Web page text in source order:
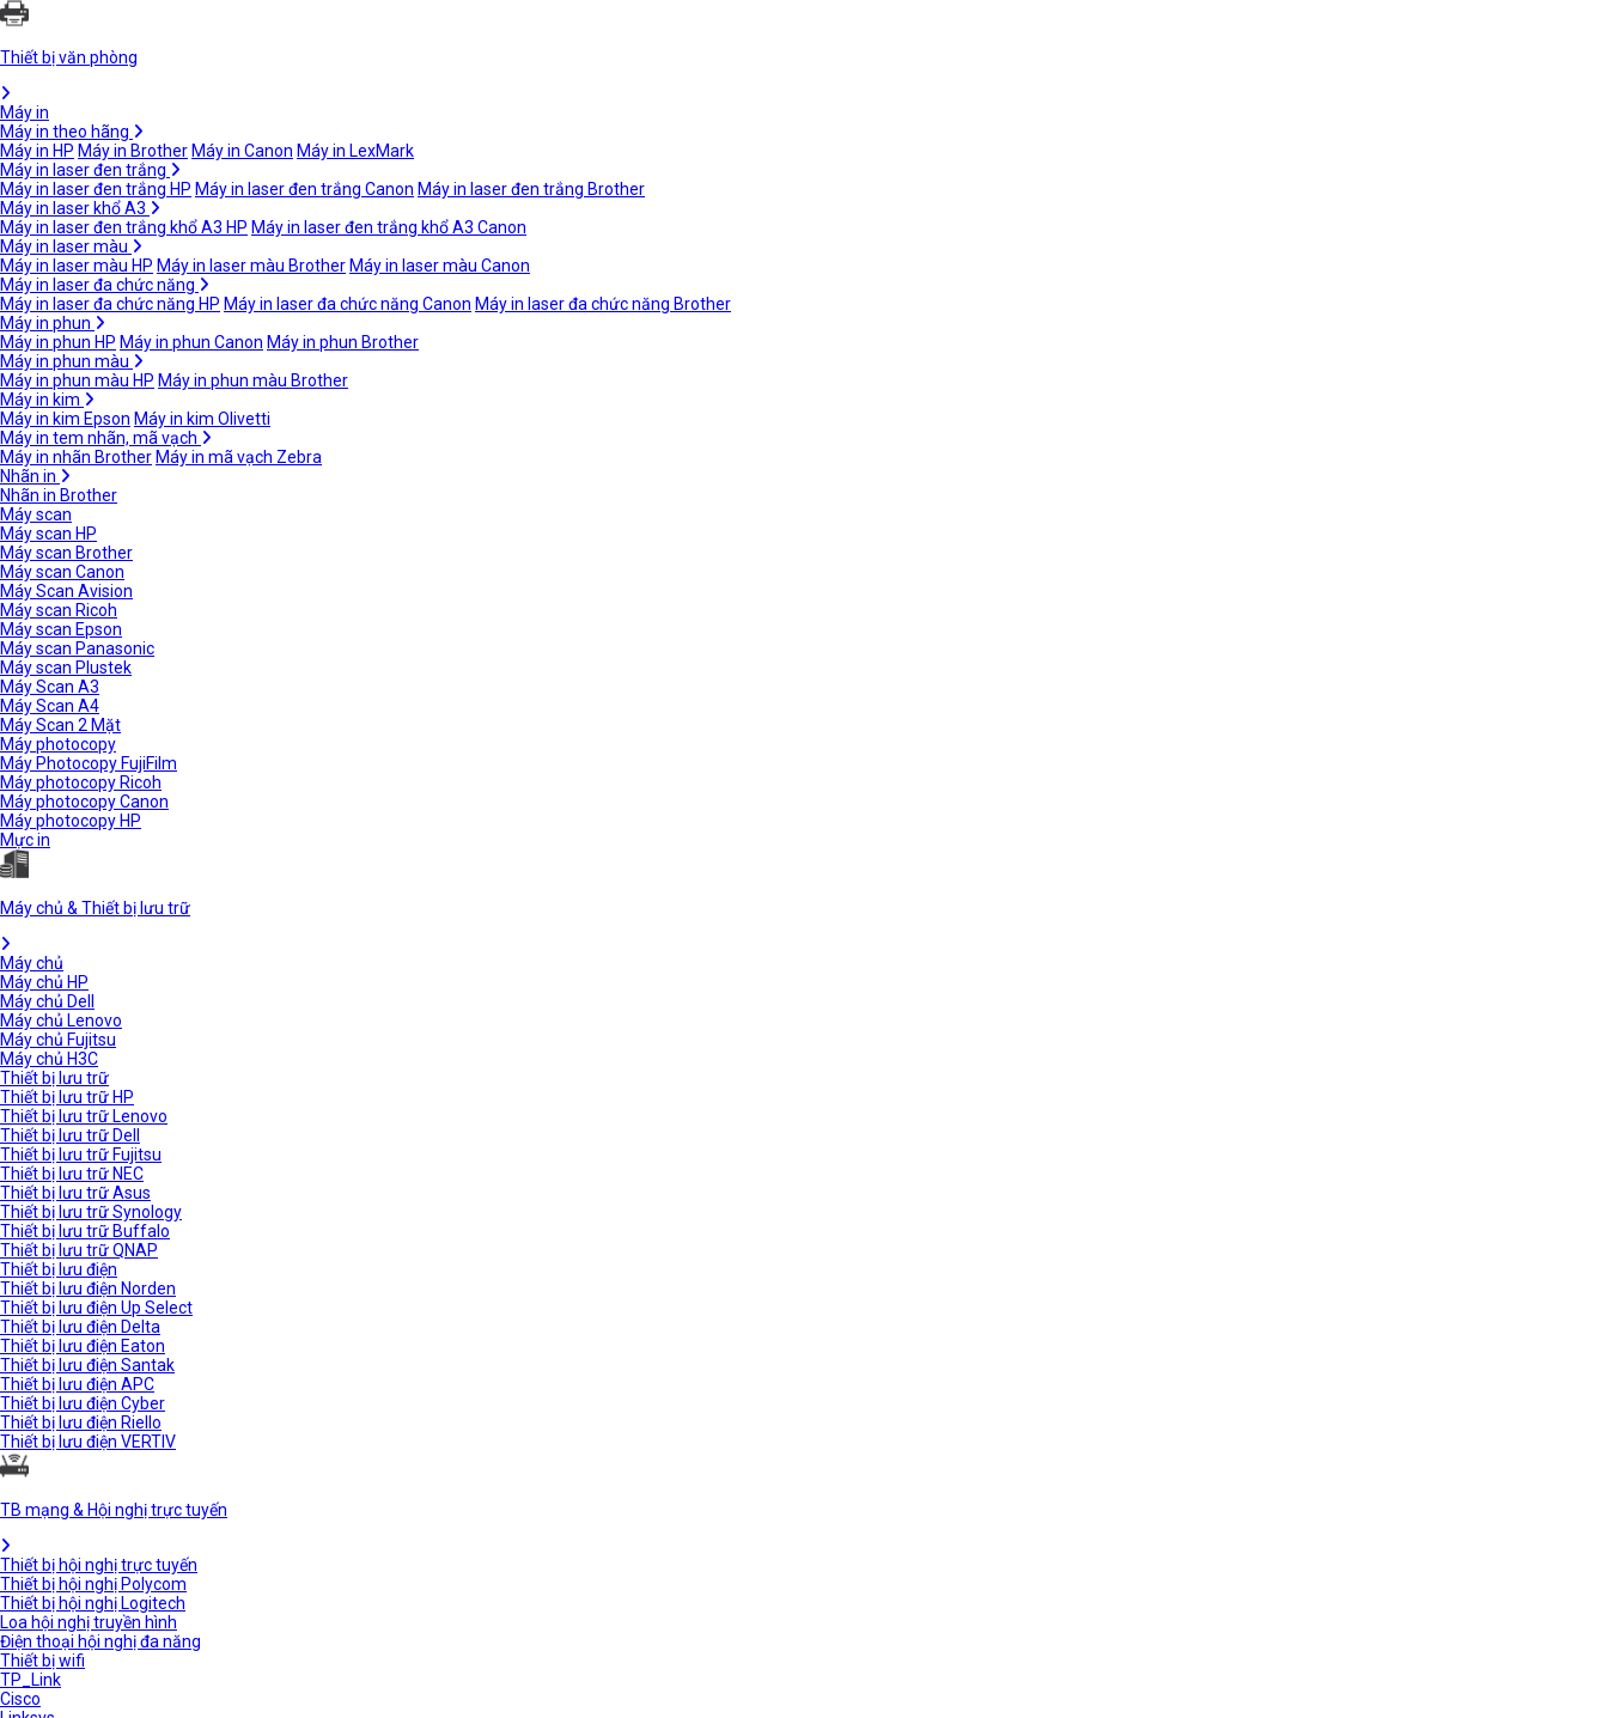
Thiết bị văn phòng
Máy in
Máy in theo hãng
Máy in HP Máy in Brother Máy in Canon Máy in LexMark
Máy in laser đen trắng
Máy in laser đen trắng HP Máy in laser đen trắng Canon Máy in laser đen trắng Brother
Máy in laser khổ A3
Máy in laser đen trắng khổ A3 HP Máy in laser đen trắng khổ A3 Canon
Máy in laser màu
Máy in laser màu HP Máy in laser màu Brother Máy in laser màu Canon
Máy in laser đa chức năng
Máy in laser đa chức năng HP Máy in laser đa chức năng Canon Máy in laser đa chức năng Brother
Máy in phun
Máy in phun HP Máy in phun Canon Máy in phun Brother
Máy in phun màu
Máy in phun màu HP Máy in phun màu Brother
Máy in kim
Máy in kim Epson Máy in kim Olivetti
Máy in tem nhãn, mã vạch
Máy in nhãn Brother Máy in mã vạch Zebra
Nhãn in
Nhãn in Brother
Máy scan
Máy scan HP
Máy scan Brother
Máy scan Canon
Máy Scan Avision
Máy scan Ricoh
Máy scan Epson
Máy scan Panasonic
Máy scan Plustek
Máy Scan A3
Máy Scan A4
Máy Scan 2 Mặt
Máy photocopy
Máy Photocopy FujiFilm
Máy photocopy Ricoh
Máy photocopy Canon
Máy photocopy HP
Mực in
Máy chủ & Thiết bị lưu trữ
Máy chủ
Máy chủ HP
Máy chủ Dell
Máy chủ Lenovo
Máy chủ Fujitsu
Máy chủ H3C
Thiết bị lưu trữ
Thiết bị lưu trữ HP
Thiết bị lưu trữ Lenovo
Thiết bị lưu trữ Dell
Thiết bị lưu trữ Fujitsu
Thiết bị lưu trữ NEC
Thiết bị lưu trữ Asus
Thiết bị lưu trữ Synology
Thiết bị lưu trữ Buffalo
Thiết bị lưu trữ QNAP
Thiết bị lưu điện
Thiết bị lưu điện Norden
Thiết bị lưu điện Up Select
Thiết bị lưu điện Delta
Thiết bị lưu điện Eaton
Thiết bị lưu điện Santak
Thiết bị lưu điện APC
Thiết bị lưu điện Cyber
Thiết bị lưu điện Riello
Thiết bị lưu điện VERTIV
TB mạng & Hội nghị trực tuyến
Thiết bị hội nghị trực tuyến
Thiết bị hội nghị Polycom
Thiết bị hội nghị Logitech
Loa hội nghị truyền hình
Điện thoại hội nghị đa năng
Thiết bị wifi
TP_Link
Cisco